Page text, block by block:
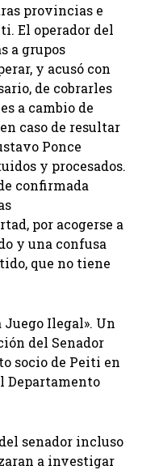
provincias e
El operador del
a grupos
y acusó con
de cobrarles
a cambio de
caso de resultar
Ponce
y procesados.
confirmada
por acogerse a
y una confusa
que no tiene
Juego Ilegal». Un
del Senador
socio de Peiti en
Departamento
senador incluso
a investigar